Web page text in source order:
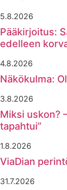
5.8.2026
Pääkirjoitus:
edelleen
4.8.2026
Näkökulma:
3.8.2026
Miksi uskon?
tapahtui”
1.8.2026
ViaDian
31.7.2026